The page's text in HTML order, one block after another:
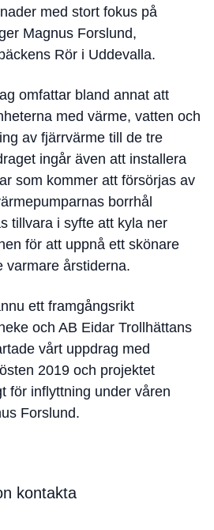
med stort fokus på
Magnus Forslund,
Rör i Uddevalla.
omfattar bland annat att
med värme, vatten och
av fjärrvärme till de tre
ingår även att installera
som kommer att försörjas av
borrhål
tillvara i syfte att kyla ner
för att uppnå ett skönare
varmare årstiderna.
ett framgångsrikt
och AB Eidar Trollhättans
vårt uppdrag med
2019 och projektet
för inflyttning under våren
Forslund.
kontakta